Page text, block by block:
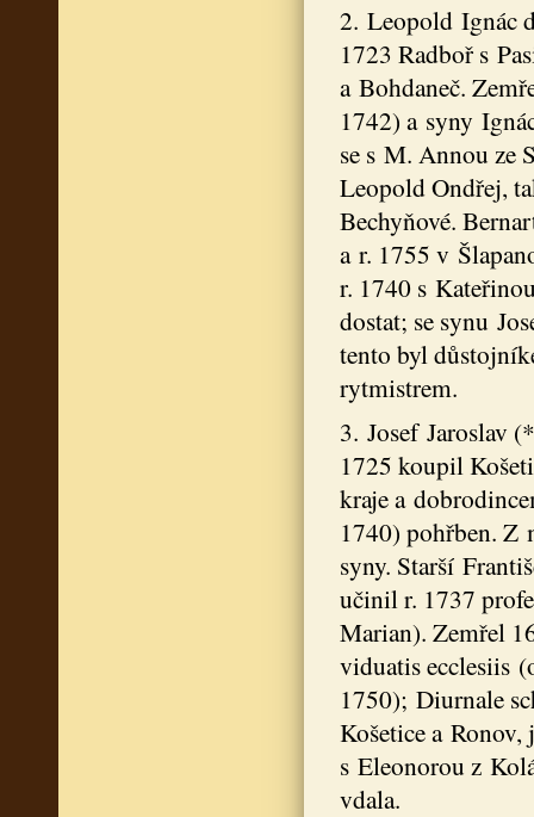
2. Leopold Ignác
1723 Radboř s
a Bohdaneč.
1742) a syny
se s M. Annou ze
Leopold Ondřej,
Bechyňové.
a r. 1755 v
r. 1740 s
dostat; se synu
tento byl
rytmistrem.
3. Josef Jaroslav
1725 koupil
kraje a
1740) pohřben. Z
syny. Starší
učinil r. 1737
Marian). Zemřel
viduatis ecclesiis
1750); Diurnale
Košetice a
s Eleonorou z
vdala.